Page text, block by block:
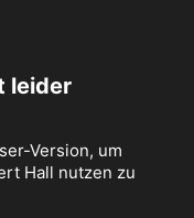
leider
Version, um
Hall nutzen zu